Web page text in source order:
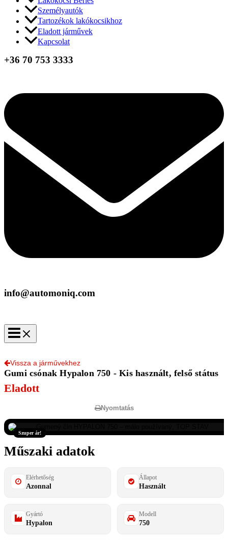
Személyautók
Tartozékok lakókocsikhoz
Eladott járművek
Kapcsolat
+36 70 753 3333
info@automoniq.com
Vissza a járművekhez
Gumi csónak Hypalon 750 - Kis használt, felső státus
Eladott
Nyomtatás
Szuper ár!
Műszaki adatok
Elérhetőség
Azonnal
Állapot
Használt
Gyártó
Hypalon
Modell
750